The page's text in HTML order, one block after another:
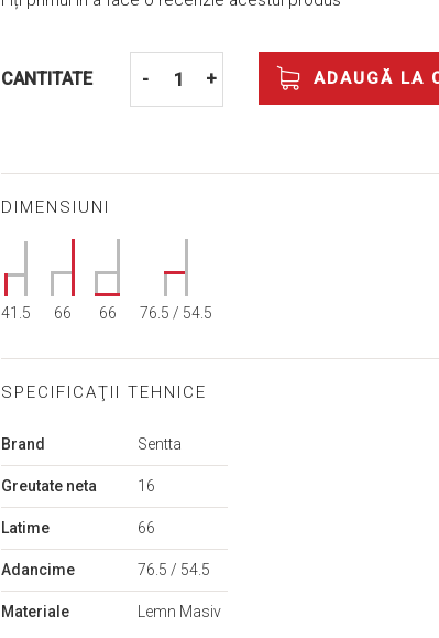
CANTITATE - + ADAUGĂ LA
DIMENSIUNI
41.5 66 66 76.5 / 54.5
SPECIFICAŢII TEHNICE
Mai
informații
Brand Sentta
Greutate neta 16
Latime 66
Adancime 76.5 / 54.5
Materiale Lemn Masiv